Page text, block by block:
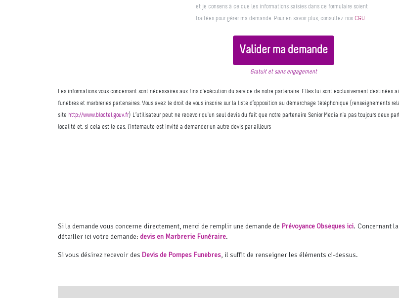
Si la demande vous concerne directement, merci de remplir une demande de Prévoyance Obsèques ici. Concernant la
détailler ici votre demande: devis en Marbrerie Funéraire.
Si vous désirez recevoir des Devis de Pompes Funèbres, il suffit de renseigner les éléments ci-dessus.